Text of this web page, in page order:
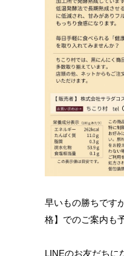
早いもの勝ちです
格】でのご案内も
LINEのお友だちに